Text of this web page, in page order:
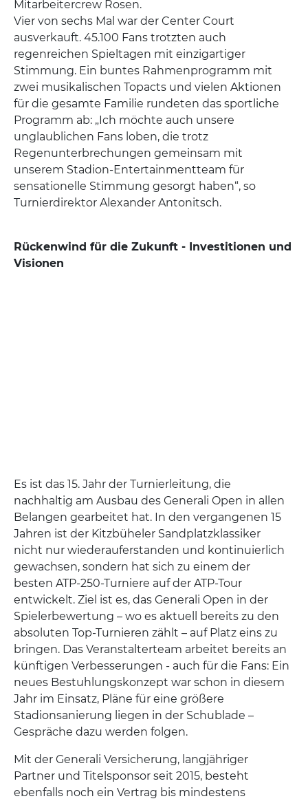
Mitarbeitercrew Rosen.
Vier von sechs Mal war der Center Court
ausverkauft. 45.100 Fans trotzten auch
regenreichen Spieltagen mit einzigartiger
Stimmung. Ein buntes Rahmenprogramm mit
zwei musikalischen Topacts und vielen Aktionen
für die gesamte Familie rundeten das sportliche
Programm ab: „Ich möchte auch unsere
unglaublichen Fans loben, die trotz
Regenunterbrechungen gemeinsam mit
unserem Stadion-Entertainmentteam für
sensationelle Stimmung gesorgt haben“, so
Turnierdirektor Alexander Antonitsch.
Rückenwind für die Zukunft - Investitionen und
Visionen
Es ist das 15. Jahr der Turnierleitung, die
nachhaltig am Ausbau des Generali Open in allen
Belangen gearbeitet hat. In den vergangenen 15
Jahren ist der Kitzbüheler Sandplatzklassiker
nicht nur wiederauferstanden und kontinuierlich
gewachsen, sondern hat sich zu einem der
besten ATP-250-Turniere auf der ATP-Tour
entwickelt. Ziel ist es, das Generali Open in der
Spielerbewertung – wo es aktuell bereits zu den
absoluten Top-Turnieren zählt – auf Platz eins zu
bringen. Das Veranstalterteam arbeitet bereits an
künftigen Verbesserungen - auch für die Fans: Ein
neues Bestuhlungskonzept war schon in diesem
Jahr im Einsatz, Pläne für eine größere
Stadionsanierung liegen in der Schublade –
Gespräche dazu werden folgen.
Mit der Generali Versicherung, langjähriger
Partner und Titelsponsor seit 2015, besteht
ebenfalls noch ein Vertrag bis mindestens